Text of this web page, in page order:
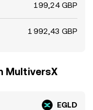
199,24 GBP
1 992,43 GBP
MultiversX
EGLD